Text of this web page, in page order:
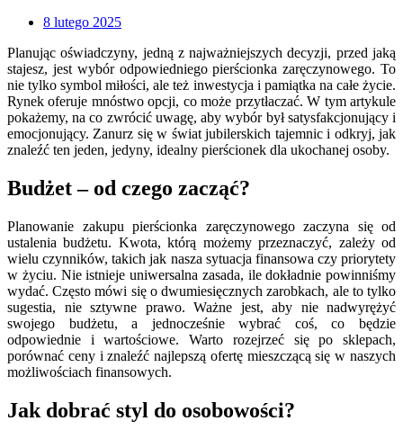
8 lutego 2025
Planując oświadczyny, jedną z najważniejszych decyzji, przed jaką
stajesz, jest wybór odpowiedniego pierścionka zaręczynowego. To
nie tylko symbol miłości, ale też inwestycja i pamiątka na całe życie.
Rynek oferuje mnóstwo opcji, co może przytłaczać. W tym artykule
pokażemy, na co zwrócić uwagę, aby wybór był satysfakcjonujący i
emocjonujący. Zanurz się w świat jubilerskich tajemnic i odkryj, jak
znaleźć ten jeden, jedyny, idealny pierścionek dla ukochanej osoby.
Budżet – od czego zacząć?
Planowanie zakupu pierścionka zaręczynowego zaczyna się od
ustalenia budżetu. Kwota, którą możemy przeznaczyć, zależy od
wielu czynników, takich jak nasza sytuacja finansowa czy priorytety
w życiu. Nie istnieje uniwersalna zasada, ile dokładnie powinniśmy
wydać. Często mówi się o dwumiesięcznych zarobkach, ale to tylko
sugestia, nie sztywne prawo. Ważne jest, aby nie nadwyrężyć
swojego budżetu, a jednocześnie wybrać coś, co będzie
odpowiednie i wartościowe. Warto rozejrzeć się po sklepach,
porównać ceny i znaleźć najlepszą ofertę mieszczącą się w naszych
możliwościach finansowych.
Jak dobrać styl do osobowości?